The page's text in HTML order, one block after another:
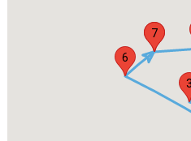
1
3
6
7